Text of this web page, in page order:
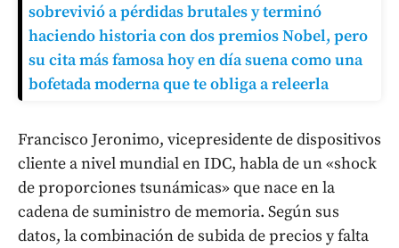
sobrevivió a pérdidas brutales y terminó
haciendo historia con dos premios Nobel, pero
su cita más famosa hoy en día suena como una
bofetada moderna que te obliga a releerla
Francisco Jeronimo, vicepresidente de dispositivos
cliente a nivel mundial en IDC, habla de un «shock
de proporciones tsunámicas» que nace en la
cadena de suministro de memoria. Según sus
datos, la combinación de subida de precios y falta